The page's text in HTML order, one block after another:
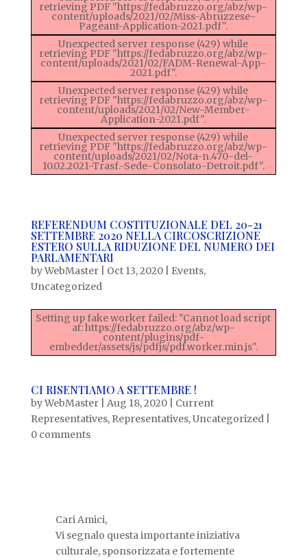
retrieving PDF "https://fedabruzzo.org/abz/wp-
content/uploads/2021/02/Miss-Abruzzese-
Pageant-Application-2021.pdf".
Unexpected server response (429) while
retrieving PDF "https://fedabruzzo.org/abz/wp-
content/uploads/2021/02/FADM-Renewal-App-
2021.pdf".
Unexpected server response (429) while
retrieving PDF "https://fedabruzzo.org/abz/wp-
content/uploads/2021/02/New-Member-
Application-2021.pdf".
Unexpected server response (429) while
retrieving PDF "https://fedabruzzo.org/abz/wp-
content/uploads/2021/02/Nota-n.470-del-
10.02.2021-Trasf.-Sede-Consolato-Detroit.pdf".
REFERENDUM COSTITUZIONALE DEL 20-21
SETTEMBRE 2020 NELLA CIRCOSCRIZIONE
ESTERO SULLA RIDUZIONE DEL NUMERO DEI
PARLAMENTARI
byWebMaster| Oct 13, 2020| Events,
Uncategorized
Setting up fake worker failed: "Cannot load script
at: https://fedabruzzo.org/abz/wp-
content/plugins/pdf-
embedder/assets/js/pdfjs/pdf.worker.min.js".
CI RISENTIAMO A SETTEMBRE !
byWebMaster| Aug 18, 2020| Current
Representatives, Representatives,Uncategorized|
0 comments
Cari Amici,
Vi segnalo questa importante iniziativa
culturale, sponsorizzata e fortemente